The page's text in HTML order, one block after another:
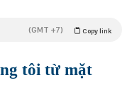
Copy link
(GMT +7)
tôi từ mặt